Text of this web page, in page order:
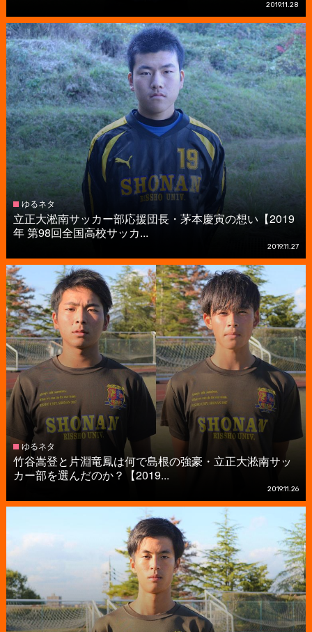
2019.11.28
ゆるネタ
立正大淞南サッカー部応援団長・茅本慶寅の想い【2019
年 第98回全国高校サッカ...
2019.11.27
ゆるネタ
竹谷嵩登と片淵竜鳳は何で島根の強豪・立正大淞南サッ
カー部を選んだのか？【2019...
2019.11.26